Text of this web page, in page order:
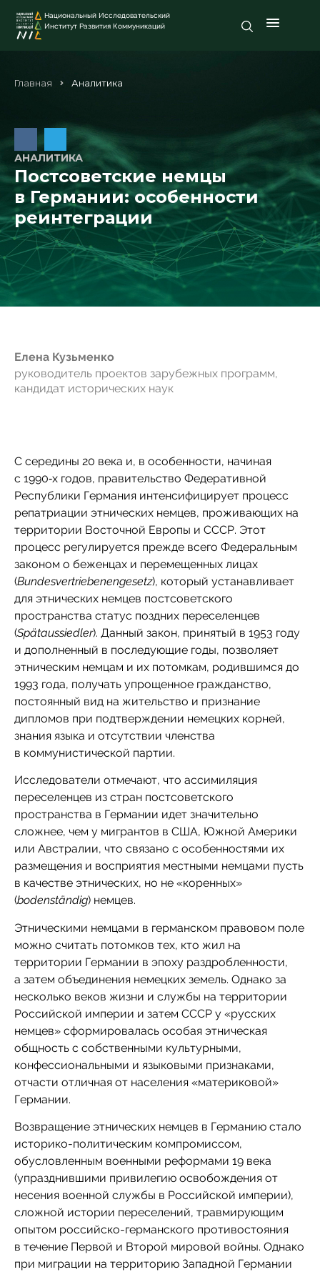
Национальный Исследовательский
Институт Развития Коммуникаций
Главная Аналитика
АНАЛИТИКА
Постсоветские немцы
в Германии: особенности
реинтеграции
Елена Кузьменко
руководитель проектов зарубежных программ,
кандидат исторических наук
С середины 20 века и, в особенности, начиная
с 1990‑х годов, правительство Федеративной
Республики Германия интенсифицирует процесс
репатриации этнических немцев, проживающих на
территории Восточной Европы и СССР. Этот
процесс регулируется прежде всего Федеральным
законом о беженцах и перемещенных лицах
(Bundesvertriebenengesetz), который устанавливает
для этнических немцев постсоветского
пространства статус поздних переселенцев
(Spätaussiedler). Данный закон, принятый в 1953 году
и дополненный в последующие годы, позволяет
этническим немцам и их потомкам, родившимся до
1993 года, получать упрощенное гражданство,
постоянный вид на жительство и признание
дипломов при подтверждении немецких корней,
знания языка и отсутствии членства
в коммунистической партии.
Исследователи отмечают, что ассимиляция
переселенцев из стран постсоветского
пространства в Германии идет значительно
сложнее, чем у мигрантов в США, Южной Америки
или Австралии, что связано с особенностями их
размещения и восприятия местными немцами пусть
в качестве этнических, но не «коренных»
(bodenständig) немцев.
Этническими немцами в германском правовом поле
можно считать потомков тех, кто жил на
территории Германии в эпоху раздробленности,
а затем объединения немецких земель. Однако за
несколько веков жизни и службы на территории
Российской империи и затем СССР у «русских
немцев» сформировалась особая этническая
общность с собственными культурными,
конфессиональными и языковыми признаками,
отчасти отличная от населения «материковой»
Германии.
Возвращение этнических немцев в Германию стало
историко-политическим компромиссом,
обусловленным военными реформами 19 века
(упразднившими привилегию освобождения от
несения военной службы в Российской империи),
сложной истории переселений, травмирующим
опытом российско-германского противостояния
в течение Первой и Второй мировой войны. Однако
при миграции на территорию Западной Германии